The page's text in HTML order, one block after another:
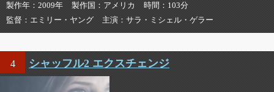
製作年 2009年 製作国 アメリカ 時間
103分
監督
エミリー・ヤング 主演 サラ・ミシェル・ゲラー
4 シャッフル2 エクスチェンジ